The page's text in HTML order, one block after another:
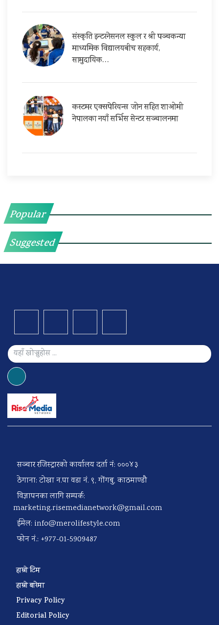
संस्कृति इन्टरनेसनल स्कुल र श्री पञ्चकन्या
माध्यमिक विद्यालयबीच सहकार्य,
सामुदायिक…
कस्टमर एक्सपेरियन्स जोन सहित शाओमी
नेपालका नयाँ सर्भिस सेन्टर सञ्चालनमा
Popular
Suggested
सञ्चार रजिस्ट्रारको कार्यालय दर्ता नं: ०००४३
ठेगाना: टोखा न.पा वडा नं. ९, गोंगबु, काठमाण्डौ
विज्ञापनका लागि सम्पर्क:
marketing.risemedianetwork@gmail.com
ईमेल: info@merolifestyle.com
फोन नं.: +977-01-5909487
हाम्रो टिम
हाम्रो बारेमा
Privacy Policy
Editorial Policy